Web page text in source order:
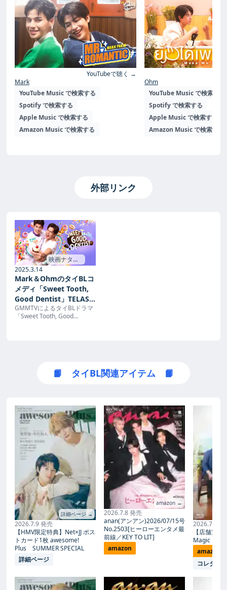
YouTubeで聴く →
Mark
YouTube Music で検索する
Spotify で検索する
Apple Music で検索する
Amazon Music で検索する
Ohm
YouTube Music で検索する
Spotify で検索する
Apple Music で検索する
Amazon Music で検索する
外部リンク
映画ナタリ
ー →
2025.3.14
Mark＆OhmのタイBLコ
メディ「Sweet Tooth,
Good Dentist」TELASA
で配信 - 映画ナタリー
GMMTVによるタイBLドラマ
「Sweet Tooth, Good
anuwit）とOhm（Thipakorn
📙 タイBL関連アイテム 📙
詳細ページ →
2026.7.9 発売
【HMV限定特典】Net×JJ ポス
トカード1枚 awesome!
Plus SUMMER SPECIAL
詳細ページ
amazon →
2026.7.8 発売
anan(アンアン)2026/07/15号
No.2503[ヒーローエンタメ最
前線／KEY TO LIT]
amazon
2026.7.27
【店舗別
Magic
amazon
コレタメ